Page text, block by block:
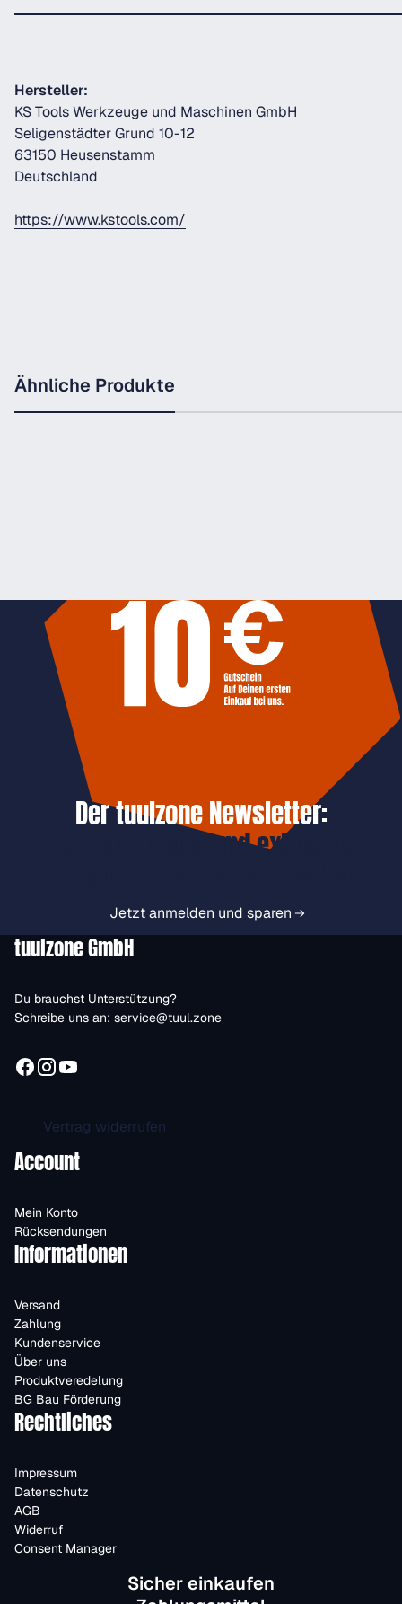
Hersteller:
KS Tools Werkzeuge und Maschinen GmbH
Seligenstädter Grund 10-12
63150 Heusenstamm
Deutschland
https://www.kstools.com/
Ähnliche Produkte
Der tuulzone Newsletter:
Jetzt anmelden und exklusive
Jetzt anmelden und sparen
tuulzone GmbH
Du brauchst Unterstützung?
Schreibe uns an: service@tuul.zone
Vertrag widerrufen
Account
Mein Konto
Rücksendungen
Informationen
Versand
Zahlung
Kundenservice
Über uns
Produktveredelung
BG Bau Förderung
Rechtliches
Impressum
Datenschutz
AGB
Widerruf
Consent Manager
Sicher einkaufen